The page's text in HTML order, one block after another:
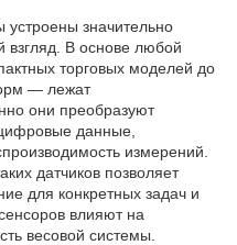
значительно
взгляд. В основе любой
торговых моделей до
— лежат
они преобразуют
данные,
измерений.
датчиков позволяет
для конкретных задач и
влияют на
весовой системы.